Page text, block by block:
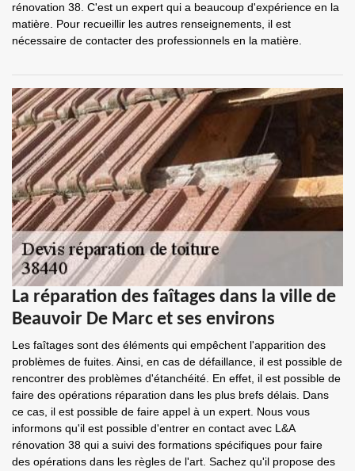
rénovation 38. C'est un expert qui a beaucoup d'expérience en la
matière. Pour recueillir les autres renseignements, il est
nécessaire de contacter des professionnels en la matière.
La réparation des faîtages dans la ville de
Beauvoir De Marc et ses environs
Les faîtages sont des éléments qui empêchent l'apparition des
problèmes de fuites. Ainsi, en cas de défaillance, il est possible de
rencontrer des problèmes d'étanchéité. En effet, il est possible de
faire des opérations réparation dans les plus brefs délais. Dans
ce cas, il est possible de faire appel à un expert. Nous vous
informons qu'il est possible d'entrer en contact avec L&A
rénovation 38 qui a suivi des formations spécifiques pour faire
des opérations dans les règles de l'art. Sachez qu'il propose des